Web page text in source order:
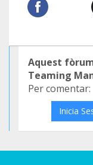
Aquest
Teaming
Per comentar:
Inicia